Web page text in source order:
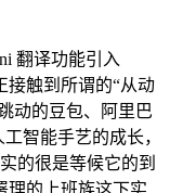
翻译功能引入
接触到所谓的“从动
动的豆包、阿里巴
智能手艺的成长，
的很是等候它的到
理的上班族这下实